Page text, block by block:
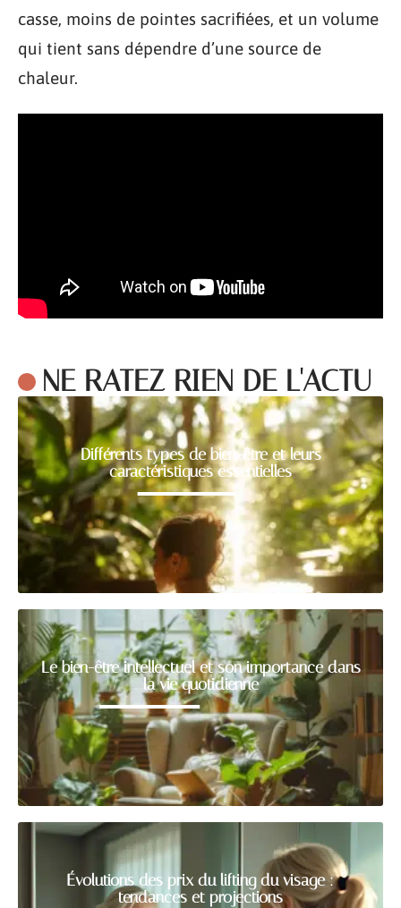
casse, moins de pointes sacrifiées, et un volume
qui tient sans dépendre d’une source de
chaleur.
NE RATEZ RIEN DE L'ACTU
Différents types de bien-être et leurs
caractéristiques essentielles
Le bien-être intellectuel et son importance dans
la vie quotidienne
Évolutions des prix du lifting du visage :
tendances et projections